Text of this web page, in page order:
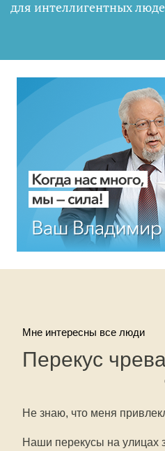
для интеллигентных
Мне интересны все люди
Перекус
Не знаю, что меня
Наши перекусы на улицах